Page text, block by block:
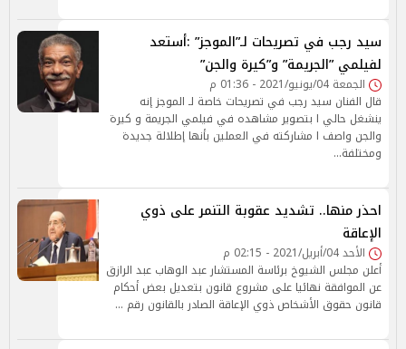
سيد رجب في تصريحات لـ”الموجز” :أستعد
لفيلمي ”الجريمة” و”كيرة والجن”
الجمعة 04/يونيو/2021 - 01:36 م
قال الفنان سيد رجب في تصريحات خاصة لـ الموجز إنه
ينشغل حالي ا بتصوير مشاهده في فيلمي الجريمة و كيرة
والجن واصف ا مشاركته في العملين بأنها إطلالة جديدة
ومختلفة…
احذر منها.. تشديد عقوبة التنمر على ذوي
الإعاقة
الأحد 04/أبريل/2021 - 02:15 م
أعلن مجلس الشيوخ برئاسة المستشار عبد الوهاب عبد الرازق
عن الموافقة نهائيا على مشروع قانون بتعديل بعض أحكام
قانون حقوق الأشخاص ذوي الإعاقة الصادر بالقانون رقم …